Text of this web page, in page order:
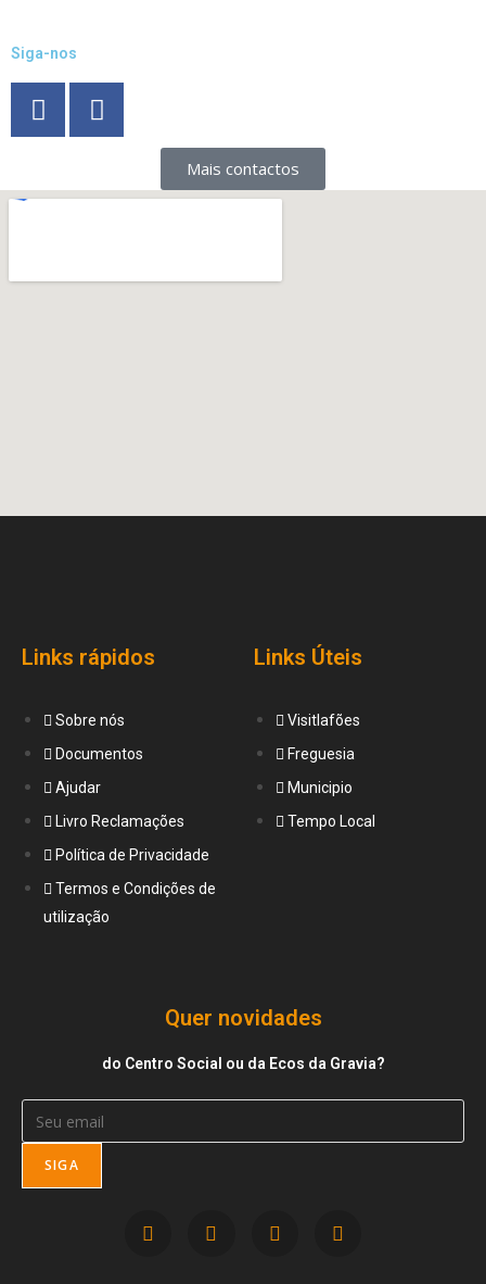
Siga-nos
Mais contactos
Links rápidos
Sobre nós
Documentos
Ajudar
Livro Reclamações
Política de Privacidade
Termos e Condições de
utilização
Links Úteis
Visitlafões
Freguesia
Municipio
Tempo Local
Quer novidades
do Centro Social ou da Ecos da Gravia?
SIGA